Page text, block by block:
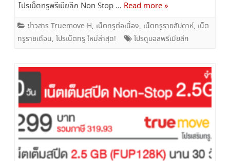
โปรเน็ตทรูพรีเมียลีก Non Stop … Read more »
ข่าวสาร Truemove H, เน็ตทรูต่อเนื่อง, เน็ตทรูรายสัปดาห์, เน็ต
ทรูรายเดือน, โปรเน็ตทรู ใหม่ล่าสุด! โปรดูบอลพรีเมียลีก